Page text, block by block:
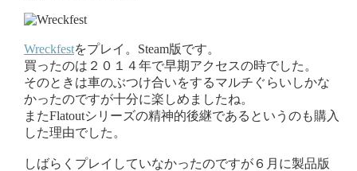
Wreckfestをプレイ。Steam版です。
買ったのは２０１４年で早期アクセスの時でした。
そのときは車のぶつけ合いをするマルチぐらいしかな
かったのですが十分に楽しめましたね。
またFlatoutシリーズの精神的後継であるというのも購入
した理由でした。
しばらくプレイしていなかったのですが６月に製品版